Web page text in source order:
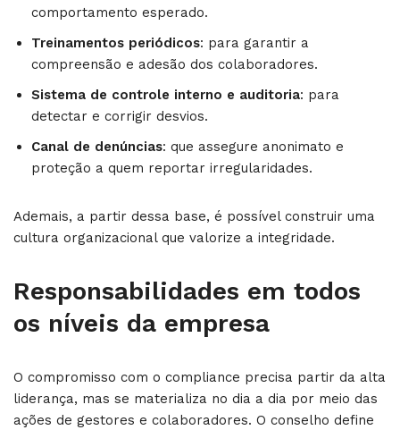
comportamento esperado.
Treinamentos periódicos: para garantir a
compreensão e adesão dos colaboradores.
Sistema de controle interno e auditoria: para
detectar e corrigir desvios.
Canal de denúncias: que assegure anonimato e
proteção a quem reportar irregularidades.
Ademais, a partir dessa base, é possível construir uma
cultura organizacional que valorize a integridade.
Responsabilidades em todos
os níveis da empresa
O compromisso com o compliance precisa partir da alta
liderança, mas se materializa no dia a dia por meio das
ações de gestores e colaboradores. O conselho define